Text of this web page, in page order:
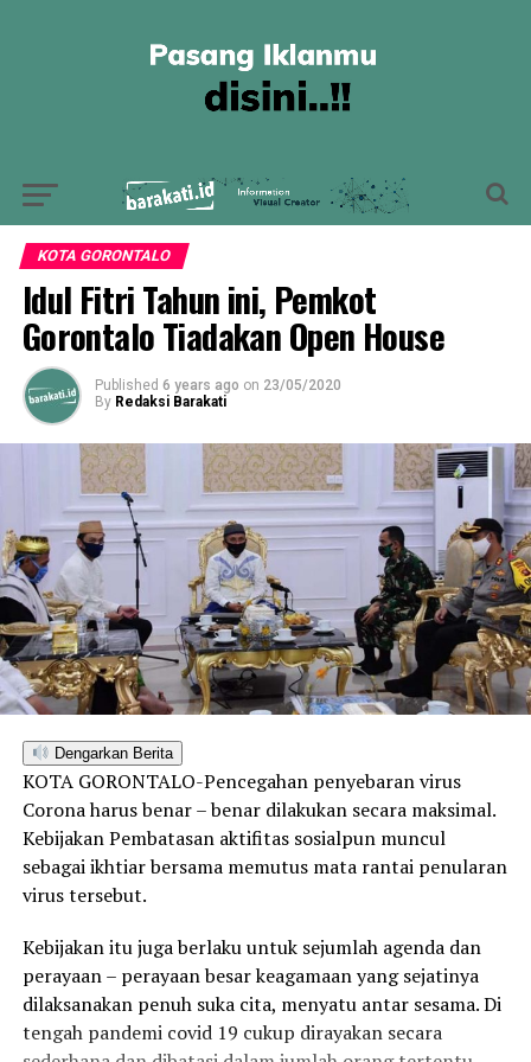
KOTA GORONTALO
Idul Fitri Tahun ini, Pemkot
Gorontalo Tiadakan Open House
Published 6 years ago on 23/05/2020
By Redaksi Barakati
Dengarkan Berita
KOTA GORONTALO-Pencegahan penyebaran virus
Corona harus benar – benar dilakukan secara maksimal.
Kebijakan Pembatasan aktifitas sosialpun muncul
sebagai ikhtiar bersama memutus mata rantai penularan
virus tersebut.
Kebijakan itu juga berlaku untuk sejumlah agenda dan
perayaan – perayaan besar keagamaan yang sejatinya
dilaksanakan penuh suka cita, menyatu antar sesama. Di
tengah pandemi covid 19 cukup dirayakan secara